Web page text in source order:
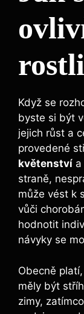
Když se
byste si být
jejich růst a
provedené
květenství
straně,
může vést k
vůči
hodnotit
návyky se
Obecně
měly být
zimy,